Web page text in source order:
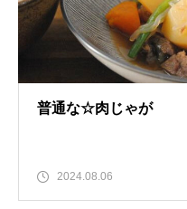
普通な☆肉じゃが
2024.08.06